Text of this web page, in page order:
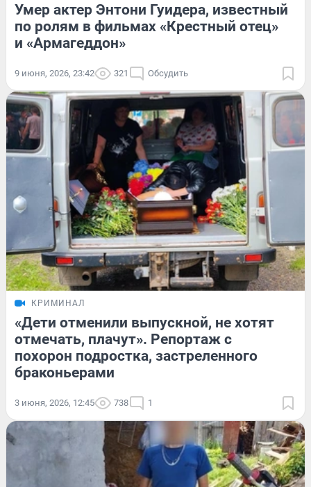
Умер актер Энтони Гуидера, известный
по ролям в фильмах «Крестный отец»
и «Армагеддон»
9 июня, 2026, 23:42 321 Обсудить
КРИМИНАЛ
«Дети отменили выпускной, не хотят
отмечать, плачут». Репортаж с
похорон подростка, застреленного
браконьерами
3 июня, 2026, 12:45 738 1